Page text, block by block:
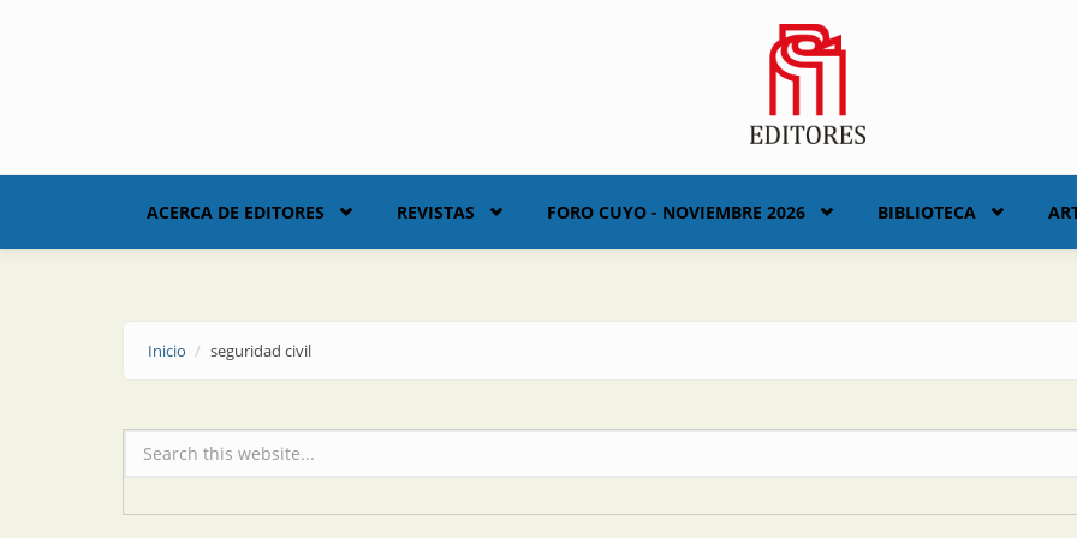
ACERCA DE EDITORES REVISTAS FORO CUYO - NOVIEMBRE 2026 BIBLIOTECA
Inicio seguridad civil
Formulario de búsqueda